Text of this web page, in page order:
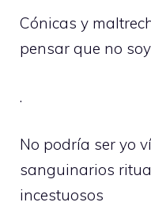
Cónicas y
pensar que no
.
No podría ser yo
sanguinarios
incestuosos